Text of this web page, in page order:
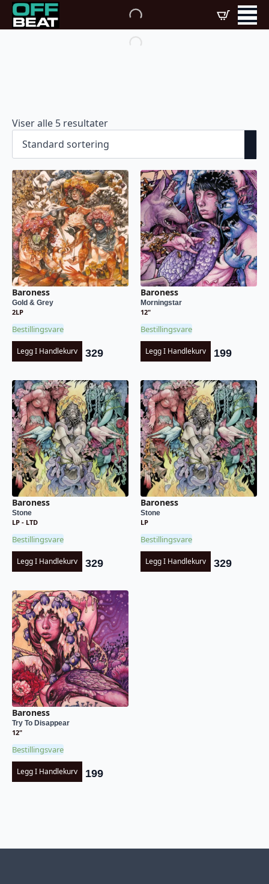
Viser alle 5 resultater
Baroness
Gold & Grey
2LP
Bestillingsvare
Legg I Handlekurv 329
Baroness
Morningstar
12"
Bestillingsvare
Legg I Handlekurv 199
Baroness
Stone
LP - LTD
Bestillingsvare
Legg I Handlekurv 329
Baroness
Stone
LP
Bestillingsvare
Legg I Handlekurv 329
Baroness
Try To Disappear
12"
Bestillingsvare
Legg I Handlekurv 199